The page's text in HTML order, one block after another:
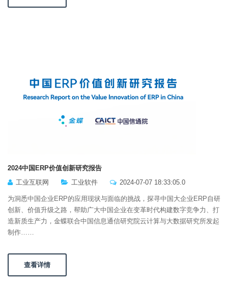
2024中国ERP价值创新研究报告
工业互联网
工业软件 2024-07-07 18:33:05.0
为洞悉中国企业ERP的应用现状与面临的挑战，探寻中国大企业ERP自研
创新、价值升级之路，帮助广大中国企业在变革时代构建数字竞争力、打
造新质生产力，金蝶联合中国信息通信研究院云计算与大数据研究所发起
制作……
查看详情